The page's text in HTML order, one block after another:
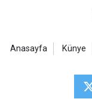
Anasayfa Künye